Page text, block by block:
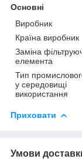
Основні
Виробник
Країна виробник
Заміна
елемента
Тип
у середовищі
використання
Приховати
Умови